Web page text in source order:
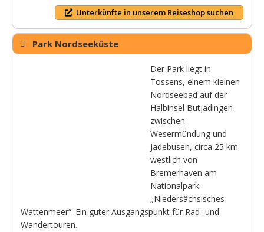
Unterkünfte in unserem Reiseshop suchen
Park Nordseeküste
Der Park liegt in
Tossens, einem kleinen
Nordseebad auf der
Halbinsel Butjadingen
zwischen
Wesermündung und
Jadebusen, circa 25 km
westlich von
Bremerhaven am
Nationalpark
„Niedersächsisches
Wattenmeer“. Ein guter Ausgangspunkt für Rad- und
Wandertouren.